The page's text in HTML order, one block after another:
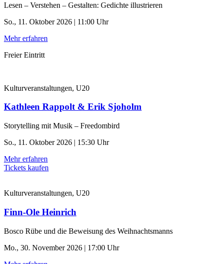
Lesen – Verstehen – Gestalten: Gedichte illustrieren
So., 11. Oktober 2026 | 11:00 Uhr
Mehr erfahren
Freier Eintritt
Kulturveranstaltungen, U20
Kathleen Rappolt & Erik Sjoholm
Storytelling mit Musik – Freedombird
So., 11. Oktober 2026 | 15:30 Uhr
Mehr erfahren
Tickets kaufen
Kulturveranstaltungen, U20
Finn-Ole Heinrich
Bosco Rübe und die Beweisung des Weihnachtsmanns
Mo., 30. November 2026 | 17:00 Uhr